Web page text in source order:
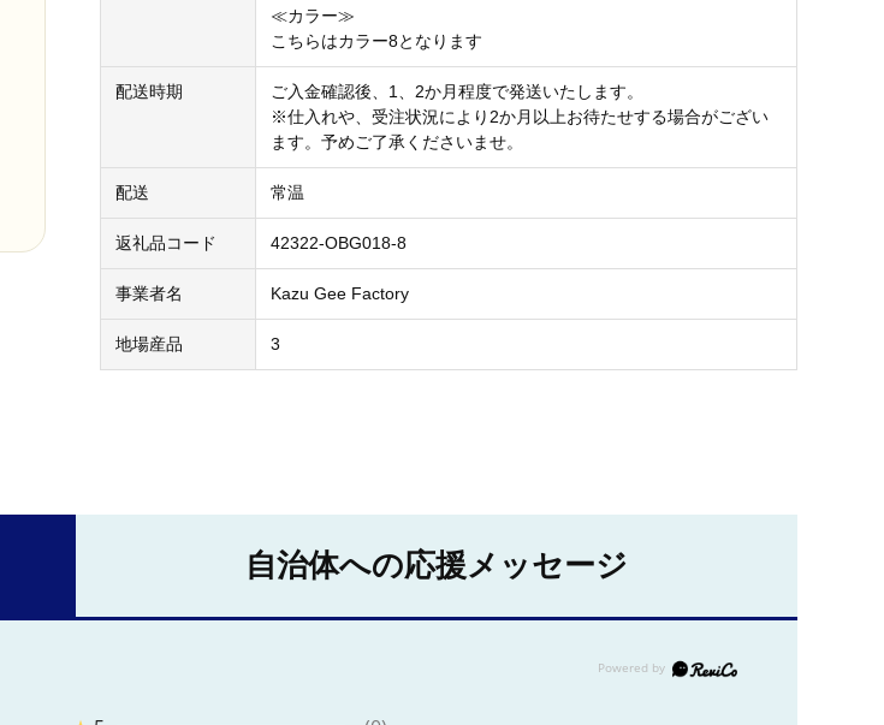
≪カラー≫
こちらはカラー8となります
配送時期
ご入金確認後、1、2か月程度で発送いたします。
※仕入れや、受注状況により2か月以上お待たせする場合がござい
ます。予めご了承くださいませ。
配送 常温
返礼品コード 42322-OBG018-8
事業者名 Kazu Gee Factory
地場産品 3
自治体への応援メッセージ